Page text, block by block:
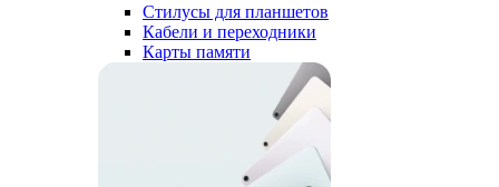
Стилусы для планшетов
Кабели и переходники
Карты памяти